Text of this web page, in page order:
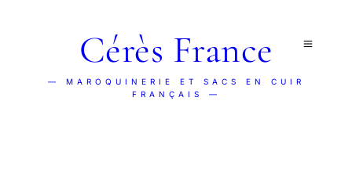
Cérès France
— MAROQUINERIE ET SACS EN CUIR
FRANÇAIS —